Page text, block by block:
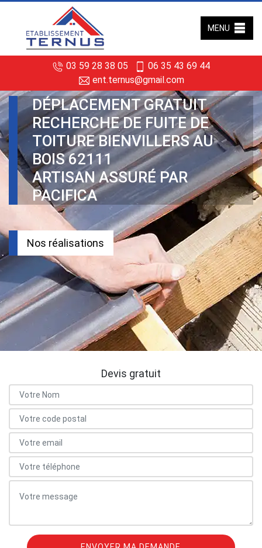
03 59 28 38 05
06 35 43 69 44
ent.ternus@gmail.com
MENU
DÉPLACEMENT GRATUIT
RECHERCHE DE FUITE DE
TOITURE BIENVILLERS AU
BOIS 62111
ARTISAN ASSURÉ PAR
PACIFICA
Nos réalisations
Devis gratuit